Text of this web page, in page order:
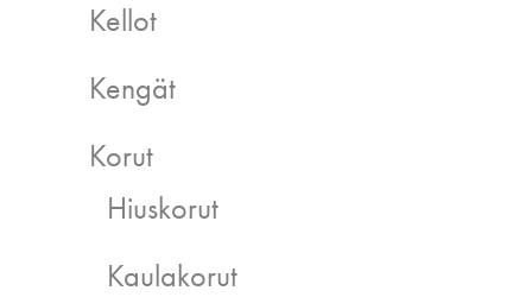
Kellot
Kengät
Korut
Hiuskorut
Kaulakorut